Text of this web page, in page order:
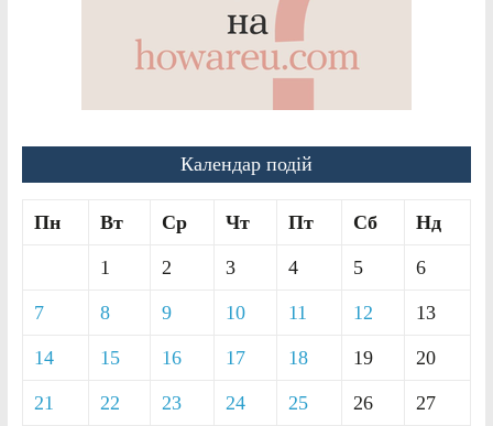
Календар подій
Пн Вт Ср Чт Пт Сб Нд
1 2 3 4 5 6
7 8 9 10 11 12 13
14 15 16 17 18 19 20
21 22 23 24 25 26 27